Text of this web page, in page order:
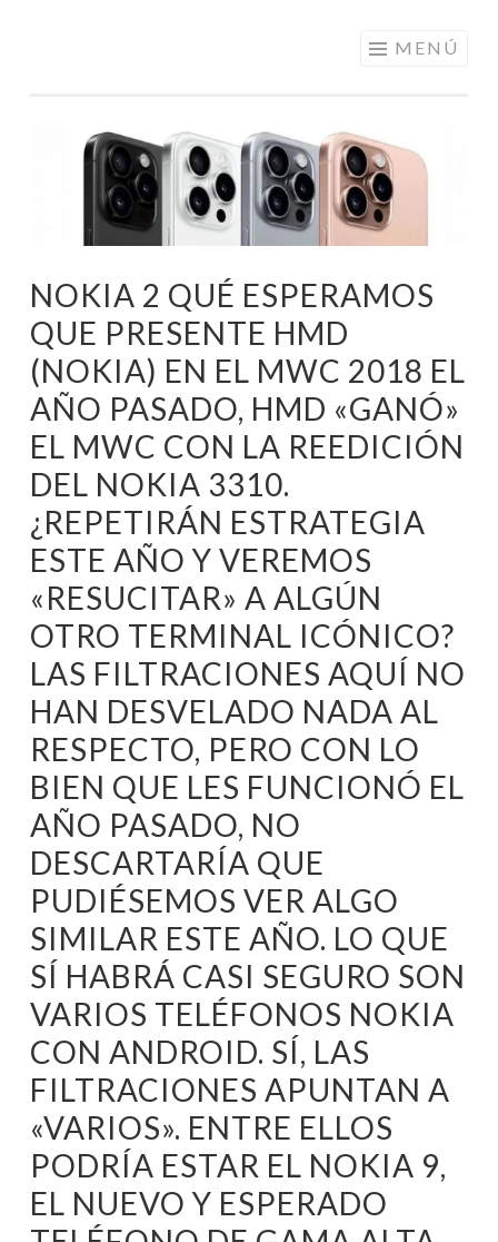
PRECIOS DE
ANDORRA
MENÚ
NOKIA 2 QUÉ ESPERAMOS
QUE PRESENTE HMD
(NOKIA) EN EL MWC 2018 EL
AÑO PASADO, HMD «GANÓ»
EL MWC CON LA REEDICIÓN
DEL NOKIA 3310.
¿REPETIRÁN ESTRATEGIA
ESTE AÑO Y VEREMOS
«RESUCITAR» A ALGÚN
OTRO TERMINAL ICÓNICO?
LAS FILTRACIONES AQUÍ NO
HAN DESVELADO NADA AL
RESPECTO, PERO CON LO
BIEN QUE LES FUNCIONÓ EL
AÑO PASADO, NO
DESCARTARÍA QUE
PUDIÉSEMOS VER ALGO
SIMILAR ESTE AÑO. LO QUE
SÍ HABRÁ CASI SEGURO SON
VARIOS TELÉFONOS NOKIA
CON ANDROID. SÍ, LAS
FILTRACIONES APUNTAN A
«VARIOS». ENTRE ELLOS
PODRÍA ESTAR EL NOKIA 9,
EL NUEVO Y ESPERADO